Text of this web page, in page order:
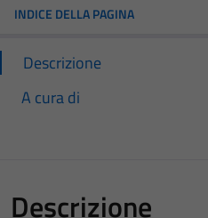
INDICE DELLA PAGINA
Descrizione
A cura di
Descrizione